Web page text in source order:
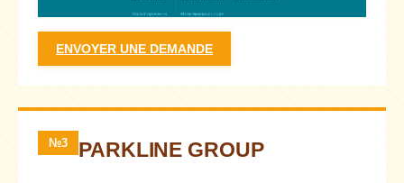
ENVOYER UNE DEMANDE
№3 PARKLINE GROUP